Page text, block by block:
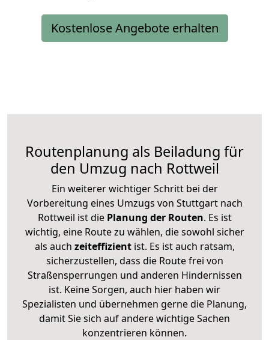
Kostenlose Angebote erhalten
Routenplanung als Beiladung für
den Umzug nach Rottweil
Ein weiterer wichtiger Schritt bei der
Vorbereitung eines Umzugs von Stuttgart nach
Rottweil ist diePlanung der Routen. Es ist
wichtig, eine Route zu wählen, die sowohl sicher
als auch zeiteffizientist. Es ist auch ratsam,
sicherzustellen, dass die Route frei von
Straßensperrungen und anderen Hindernissen
ist. Keine Sorgen, auch hier haben wir
Spezialisten und übernehmen gerne die Planung,
damit Sie sich auf andere wichtige Sachen
konzentrieren können.